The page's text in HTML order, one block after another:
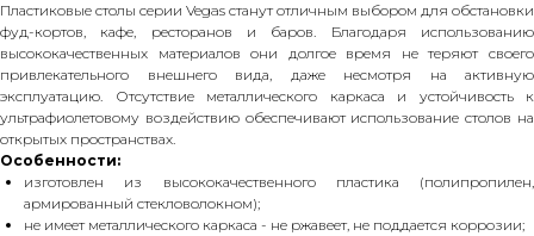
Пластиковые столы серии Vegas станут отличным выбором для обстановки
фуд-кортов, кафе, ресторанов и баров. Благодаря использованию
высококачественных материалов они долгое время не теряют своего
привлекательного внешнего вида, даже несмотря на активную
эксплуатацию. Отсутствие металлического каркаса и устойчивость к
ультрафиолетовому воздействию обеспечивают использование столов на
открытых пространствах.
Особенности:
изготовлен из высококачественного пластика (полипропилен,
армированный стекловолокном);
не имеет металлического каркаса - не ржавеет, не поддается коррозии;